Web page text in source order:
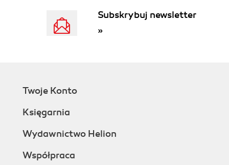
Subskrybuj newsletter
»
Twoje Konto
Księgarnia
Wydawnictwo Helion
Współpraca